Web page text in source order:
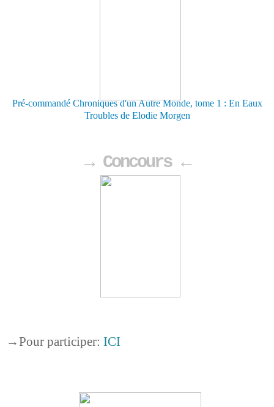
Pré-commandé Chroniques d'un Autre Monde, tome 1 : En Eaux
Troubles de Elodie Morgen
→ Concours ←
→Pour participer: ICI